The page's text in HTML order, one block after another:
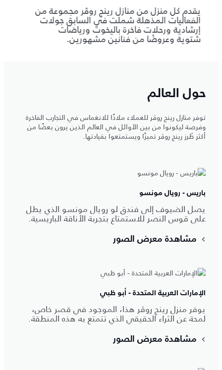
يقدم كل منزل من منازل رينج روڤر مجموعة من
الفعاليات المذهلة شملت في السابق جولات
إرشادية ورحلات فاخرة باليخوت ورياضات
شتوية وعروضًا من فنانين مشهورين.
حول العالم
توفر منازل رينج روڤر للعملاء ملاذًا للانغماس في التجارب الفاخرة
وفرصة ليكونوا من بين الأوائل في العالم الذين يرون بعضًا من
أكثر طُرز رينج روڤر تميزًا ويستمتعوا بقيادتها.
باريس - رويال مونسو
يصل الضيوف إلى فندق لو رويال مونسو الذي يطل
على قوس النصر للاستمتاع بتجربة الأناقة الباريسية.
مشاهدة معرض الصور
الإمارات العربية المتحدة - أبو ظبي
يوفر منزل رينج روڤر هذا، الموجود في قصر خاص،
لمحة عن الثراء الحقيقي الذي تتمتع به هذه المنطقة.
مشاهدة معرض الصور